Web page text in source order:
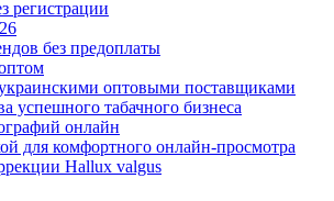
регистрации
без предоплаты
оптовыми поставщиками
успешного табачного бизнеса
онлайн
для комфортного онлайн-просмотра
Hallux valgus